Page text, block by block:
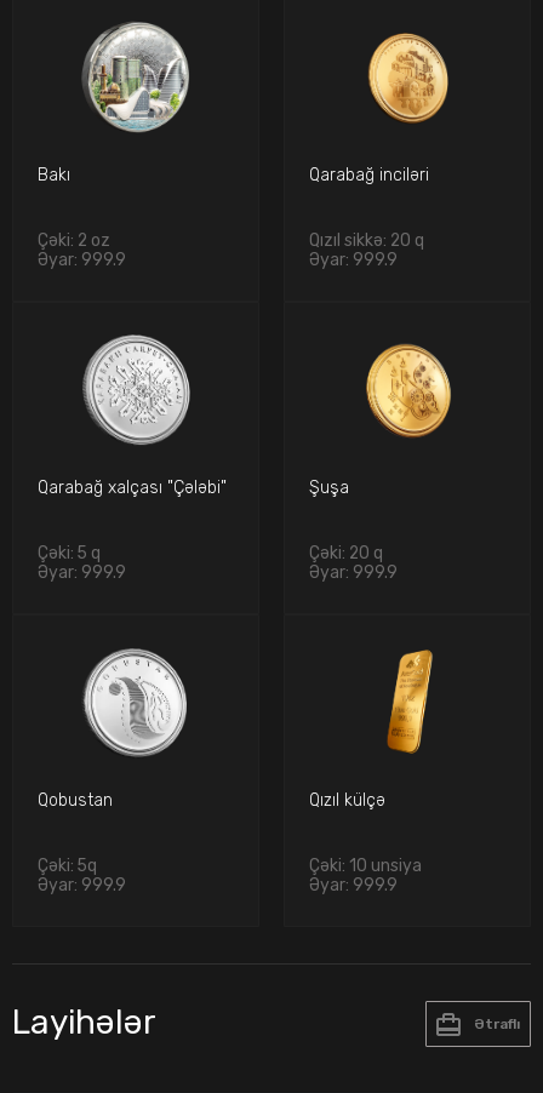
Bakı
Çəki: 2 oz
Əyar: 999.9
Qarabağ inciləri
Qızıl sikkə: 20 q
Əyar: 999.9
Qarabağ xalçası "Çələbi"
Çəki: 5 q
Əyar: 999.9
Şuşa
Çəki: 20 q
Əyar: 999.9
Qobustan
Çəki: 5q
Əyar: 999.9
Qızıl külçə
Çəki: 10 unsiya
Əyar: 999.9
Layihələr Ətraflı